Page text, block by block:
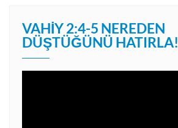
VAHIY 2:4-5 NEREDEN
DÜŞTÜĞÜNÜ HATIRLA!